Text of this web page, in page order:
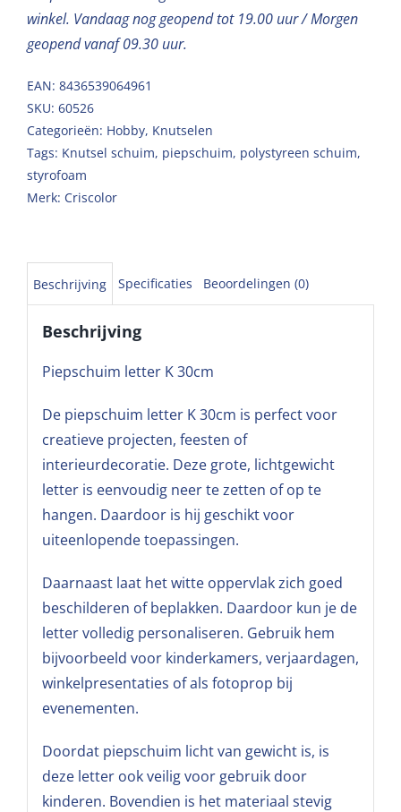
winkel. Vandaag nog geopend tot 19.00 uur / Morgen
geopend vanaf 09.30 uur.
EAN: 8436539064961
SKU: 60526
Categorieën: Hobby, Knutselen
Tags: Knutsel schuim, piepschuim, polystyreen schuim,
styrofoam
Merk: Criscolor
Beschrijving Specificaties Beoordelingen (0)
Beschrijving
Piepschuim letter K 30cm
De piepschuim letter K 30cm is perfect voor
creatieve projecten, feesten of
interieurdecoratie. Deze grote, lichtgewicht
letter is eenvoudig neer te zetten of op te
hangen. Daardoor is hij geschikt voor
uiteenlopende toepassingen.
Daarnaast laat het witte oppervlak zich goed
beschilderen of beplakken. Daardoor kun je de
letter volledig personaliseren. Gebruik hem
bijvoorbeeld voor kinderkamers, verjaardagen,
winkelpresentaties of als fotoprop bij
evenementen.
Doordat piepschuim licht van gewicht is, is
deze letter ook veilig voor gebruik door
kinderen. Bovendien is het materiaal stevig